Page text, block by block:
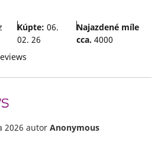
Kúpte: 06.
02. 26
Najazdené míle
cca. 4000
2026 autor Anonymous